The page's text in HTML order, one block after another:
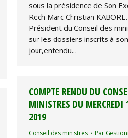
sous la présidence de Son
Roch Marc Christian
Président du Conseil des
sur les dossiers inscrits à
jour,entendu…
COMPTE RENDU DU
MINISTRES DU MERCREDI
2019
Conseil des ministres Par